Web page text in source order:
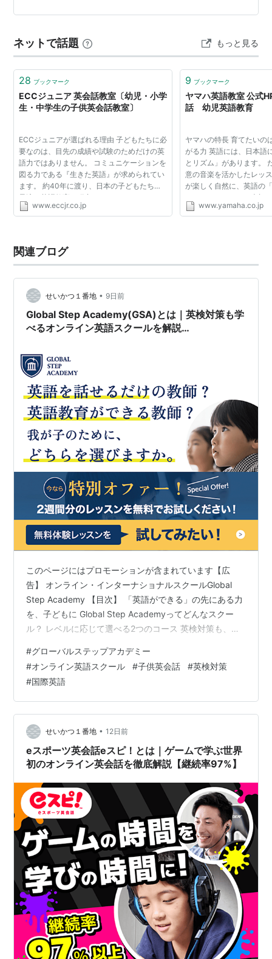
もこだわり、安定した学習環境を提供 老舗ならではの安
ンをチェック こんなご家庭におすすめしたいサービスで
す まとめ お子さんの「英語、好…
ネットで話題 もっと見る
28 ブックマーク
ECCジュニア 英会話教室〔幼児・小学
生・中学生の子供英会話教室〕
ECCジュニアが選ばれる理由 子どもたちに必
要なのは、目先の成績や試験のためだけの英
語力ではありません。 コミュニケーションを
図る力である『生きた英語』が求められてい
ます。 約40年に渡り、日本の子どもたちに
最適な英語教育を研究してきたECCジュニ
ア。 その教育の特長をご紹介いたします。
www.eccjr.co.jp
9 ブックマーク
ヤマハ英語教室 公式
話 幼児英語教育
ヤマハの特長 育てたいの
がる力 英語には、日本語
とリズム」があります。
意の音楽を活かしたレッ
が楽しく自然に、英語の
につけられることを大切
て、もうひとつ大切にし
www.yamaha.co.jp
関連ブログ
せいかつ１番地 • 9日前
Global Step Academy(GSA)とは｜英検対策も学
べるオンライン英語スクールを解説
このページにはプロモーションが含まれています【広
告】 オンライン・インターナショナルスクールGlobal
Step Academy 【目次】 「英語ができる」の先にある力
を、子どもに Global Step Academyってどんなスクー
ル？ レベルに応じて選べる2つのコース 英検対策も、専
学習の仕組み 教育経験豊富な講師陣が指導にあたる 進
学・進路サポートやインターナショナルスクールとの連
携も こんなご家庭に向いているサービスかもしれません
今なら3週間の無料体験にチャレンジできます まとめ
「英語ができる」の先にある力を、子どもに 英語…
#グローバルステップアカデミー
#オンライン英語スクール #子供英会話 #英検対策
#国際英語
せいかつ１番地 • 12日前
eスポーツ英会話eスピ！とは｜ゲームで学ぶ世界
初のオンライン英会話を徹底解説【継続率97%】